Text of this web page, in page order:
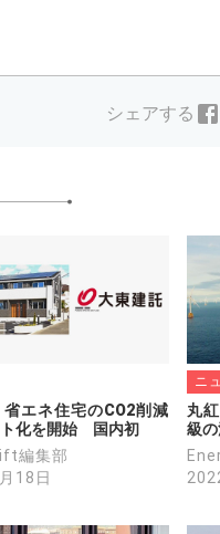
シェアする
省エネ住宅のCO2削減
化を開始　国内初
編集部
18日
ニ
丸
級